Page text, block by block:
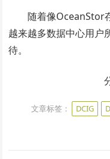
随着像OceanStor
越来越多数据中心用户
待。
文章标签： DCIG